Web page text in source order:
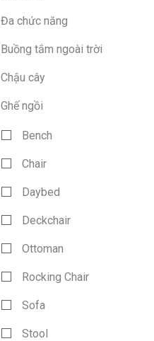
Đa chức năng
Buồng tắm ngoài trời
Chậu cây
Ghế ngồi
Bench
Chair
Daybed
Deckchair
Ottoman
Rocking Chair
Sofa
Stool